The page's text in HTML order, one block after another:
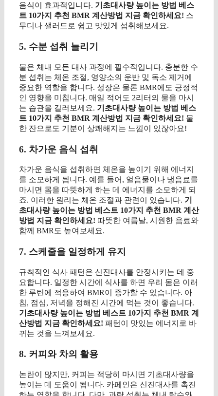
음식이 효과적입니다. 기초대사량 높이는 방법 베스
트 10가지 추천 BMR 계산방법 지금 확인하세요! 스
무디나 샐러드로 쉽고 맛있게 섭취해보세요.
5. 수분 섭취 늘리기
물은 체내 모든 대사 과정에 필수적입니다. 충분한 수
분 섭취는 체온 조절, 영양소의 운반 및 독소 제거에
중요한 역할을 합니다. 성장은 물론 BMR에도 긍정적
인 영향을 미칩니다. 매일 적어도 2리터의 물을 마시
는 습관을 길러보세요. 기초대사량 높이는 방법 베스
트 10가지 추천 BMR 계산방법 지금 확인하세요! 물
한 잔으로도 기분이 상쾌해지는 느낌이 있잖아요!
6. 차가운 음식 섭취
차가운 음식을 섭취하면 체온을 높이기 위해 에너지
를 소모하게 됩니다. 예를 들어, 얼음물이나 냉음료를
마시면 몸을 따뜻하게 하는 데 에너지를 소모하게 되
죠. 이러한 원리는 체온 조절과 관련이 있습니다. 기
초대사량 높이는 방법 베스트 10가지 추천 BMR 계산
방법 지금 확인하세요! 따뜻한 여름날, 시원한 음료와
함께 BMR도 높여보세요.
7. 스케줄을 일정하게 유지
규칙적인 식사 패턴은 신진대사를 안정시키는 데 중
요합니다. 일정한 시간에 식사를 하면 우리 몸은 이러
한 루틴에 적응하여 BMR이 증가할 수 있습니다. 아
침, 점심, 저녁을 정해진 시간에 먹는 것이 좋습니다.
기초대사량 높이는 방법 베스트 10가지 추천 BMR 계
산방법 지금 확인하세요! 패턴이 맛있는 에너지로 바
뀌는 것을 느껴보세요.
8. 커피와 차의 활용
논란이 많지만, 커피는 적당히 마시면 기초대사량을
높이는 데 도움이 됩니다. 카페인은 신진대사를 촉진